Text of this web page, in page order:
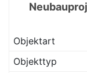
Objektart
Objekttyp